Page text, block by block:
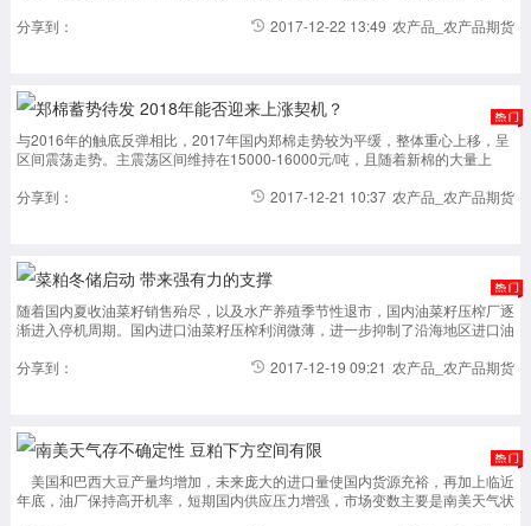
价并未明显下调，农户卖粮...
分享到： 农产品_农产品期货
2017-12-22 13:49
郑棉蓄势待发 2018年能否迎来上涨契机？
与2016年的触底反弹相比，2017年国内郑棉走势较为平缓，整体重心上移，呈
区间震荡走势。主震荡区间维持在15000-16000元/吨，且随着新棉的大量上
因素主要有全球棉花产量...
分享到： 农产品_农产品期货
2017-12-21 10:37
菜粕冬储启动 带来强有力的支撑
随着国内夏收油菜籽销售殆尽，以及水产养殖季节性退市，国内油菜籽压榨厂逐
渐进入停机周期。国内进口油菜籽压榨利润微薄，进一步抑制了沿海地区进口油
内处于生猪养殖消费...
分享到： 农产品_农产品期货
2017-12-19 09:21
南美天气存不确定性 豆粕下方空间有限
美国和巴西大豆产量均增加，未来庞大的进口量使国内货源充裕，再加上临近
年底，油厂保持高开机率，短期国内供应压力增强，市场变数主要是南美天气状